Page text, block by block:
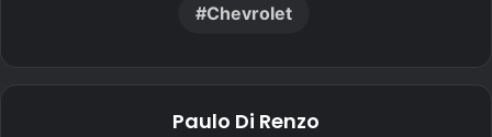
Chevrolet
Paulo Di Renzo